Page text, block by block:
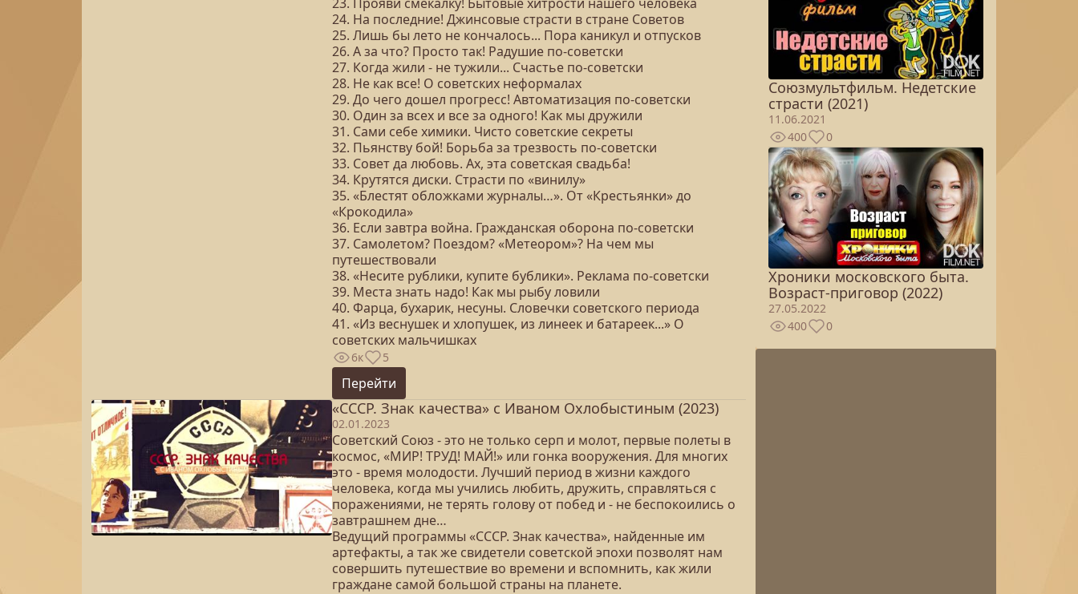
24. На последние! Джинсовые страсти в стране Советов
25. Лишь бы лето не кончалось... Пора каникул и отпусков
26. А за что? Просто так! Радушие по-советски
27. Когда жили - не тужили... Счастье по-советски
28. Не как все! О советских неформалах
29. До чего дошел прогресс! Автоматизация по-советски
30. Один за всех и все за одного! Как мы дружили
31. Сами себе химики. Чисто советские секреты
32. Пьянству бой! Борьба за трезвость по-советски
33. Совет да любовь. Ах, эта советская свадьба!
34. Крутятся диски. Страсти по «винилу»
35. «Блестят обложками журналы…». От «Крестьянки» до
«Крокодила»
36. Если завтра война. Гражданская оборона по-советски
37. Самолетом? Поездом? «Метеором»? На чем мы
путешествовали
38. «Несите рублики, купите бублики». Реклама по-советски
39. Места знать надо! Как мы рыбу ловили
40. Фарца, бухарик, несуны. Словечки советского периода
41. «Из веснушек и хлопушек, из линеек и батареек...» О
советских мальчишках
6к 5
Перейти
«СССР. Знак качества» с Иваном Охлобыстиным (2023)
02.01.2023
Советский Союз - это не только серп и молот, первые полеты в
космос, «МИР! ТРУД! МАЙ!» или гонка вооружения. Для многих
это - время молодости. Лучший период в жизни каждого
человека, когда мы учились любить, дружить, справляться с
поражениями, не терять голову от побед и - не беспокоились о
завтрашнем дне…
Ведущий программы «СССР. Знак качества», найденные им
артефакты, а так же свидетели советской эпохи позволят нам
совершить путешествие во времени и вспомнить, как жили
граждане самой большой страны на планете.
Союзмультфильм. Недетские
страсти (2021)
11.06.2021
400
0
Хроники московского быта.
Возраст-приговор (2022)
27.05.2022
400
0